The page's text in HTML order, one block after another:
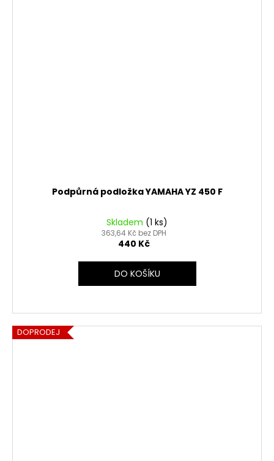
Podpůrná podložka YAMAHA YZ 450 F
Skladem (1 ks)
363,64 Kč bez DPH
440 Kč
DO KOŠÍKU
DOPRODEJ